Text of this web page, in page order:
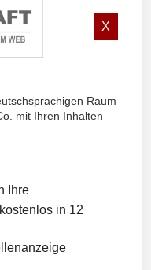
X
Raum
mit Ihren Inhalten
Ihre
in 12